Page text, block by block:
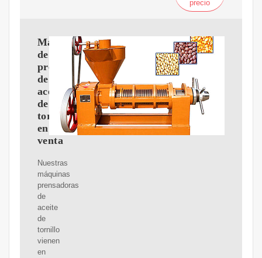
precio
Máquina
de
prensa
de
aceite
de
tornillo
en
venta
Nuestras
máquinas
prensadoras
de
aceite
de
tornillo
vienen
en